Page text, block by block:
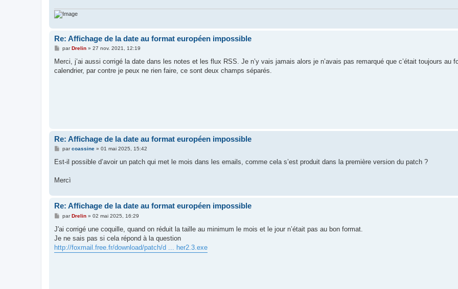
Re: Affichage de la date au format européen impossible
M
s
a
par Drelin» 27 nov. 2021, 12:19
Merci, j’ai aussi corrigé la date dans les notes et les flux RSS. Je n’y vais jamais alors je n’avais pas remarqué que c’était toujours au
calendrier, par contre je peux ne rien faire, ce sont deux champs séparés.
Re: Affichage de la date au format européen impossible
M
s
g
parcoassine» 01 mai 2025, 15:42
Est-il possible d’avoir un patch qui met le mois dans les emails, comme cela s’est produit dans la première version du patch ?
Mercì
Re: Affichage de la date au format européen impossible
M
s
a
g
e
parDrelin» 02 mai 2025, 16:29
J'ai corrigé une coquille, quand on réduit la taille au minimum le mois et le jour n’était pas au bon format.
Je ne sais pas si cela répond à la question
http://foxmail.free.fr/download/patch/d ... her2.3.exe